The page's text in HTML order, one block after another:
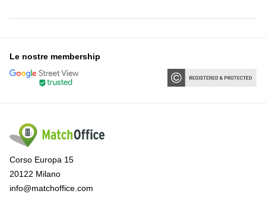
Le nostre membership
Corso Europa 15
20122 Milano
info@matchoffice.com